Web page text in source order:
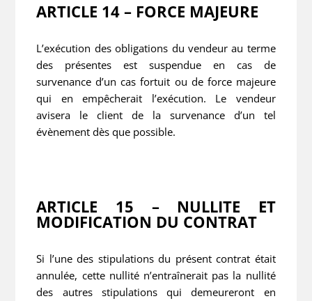
ARTICLE 14 – FORCE MAJEURE
L’exécution des obligations du vendeur au terme
des présentes est suspendue en cas de
survenance d’un cas fortuit ou de force majeure
qui en empêcherait l’exécution. Le vendeur
avisera le client de la survenance d’un tel
évènement dès que possible.
ARTICLE 15 – NULLITE ET
MODIFICATION DU CONTRAT
Si l’une des stipulations du présent contrat était
annulée, cette nullité n’entraînerait pas la nullité
des autres stipulations qui demeureront en